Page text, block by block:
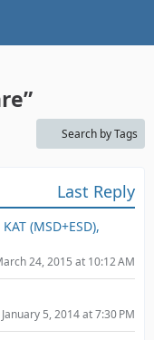
Search by Tags
Last Reply
(MSD+ESD),
24, 2015 at 10:12 AM
January 5, 2014 at 7:30 PM